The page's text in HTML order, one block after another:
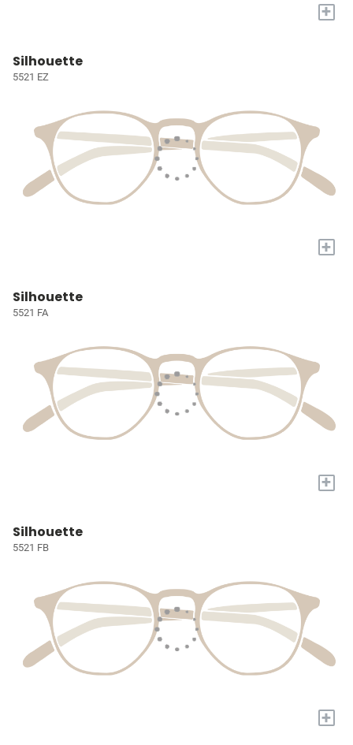
+
Silhouette
5521 EZ
+
Silhouette
5521 FA
+
Silhouette
5521 FB
+